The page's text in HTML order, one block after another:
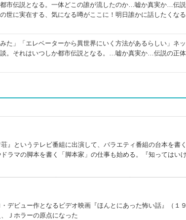
市伝説となる。一体どこの誰が流したのか…嘘か真実か…伝
世に実在する、気になる噂がここに！明日誰かに話したくな
みた」「エレベーターから異世界にいく方法があるらしい」ネ
。それはいつしか都市伝説となる。…嘘か真実か…伝説の正
』というテレビ番組に出演して、バラエティ番組の台本を書
ラマの脚本を書く「脚本家」の仕事も始める。『知ってはい
デビュー作となるビデオ映画『ほんとにあった怖い話』（１
Ｊホラーの原点になった